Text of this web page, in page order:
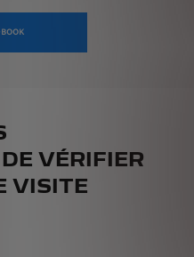
VÉRIFIER
VISITE